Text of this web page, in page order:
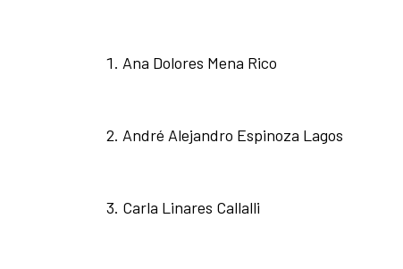
Ana Dolores Mena Rico
André Alejandro Espinoza Lagos
Carla Linares Callalli